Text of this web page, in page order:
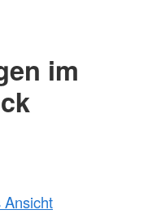
im
Ansicht